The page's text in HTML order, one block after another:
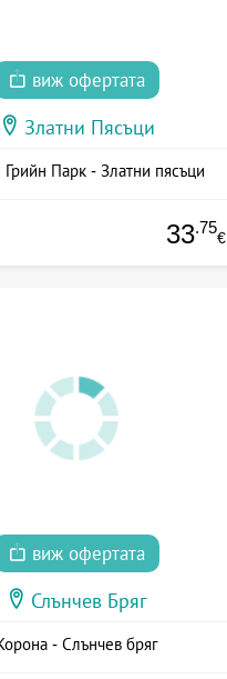
виж офертата
Златни Пясъци
Грийн Парк - Златни пясъци
33.75
€
виж офертата
Слънчев Бряг
- Слънчев бряг